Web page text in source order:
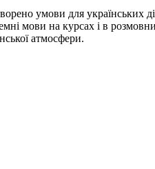
умови для українських
мови на курсах і в
атмосфери.